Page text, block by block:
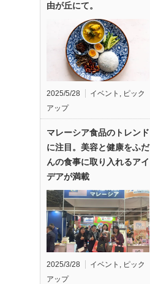
由が丘にて。
2025/5/28 イベント , ピック
アップ
マレーシア食品のトレンド
に注目。美容と健康をふだ
んの食事に取り入れるアイ
デアが満載
2025/3/28 イベント
ピック
アップ